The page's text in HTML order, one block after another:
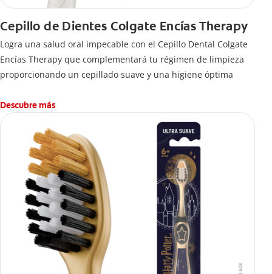
Cepillo de Dientes Colgate Encías Therapy
Logra una salud oral impecable con el Cepillo Dental Colgate
Encías Therapy que complementará tu régimen de limpieza
proporcionando un cepillado suave y una higiene óptima
Descubre más